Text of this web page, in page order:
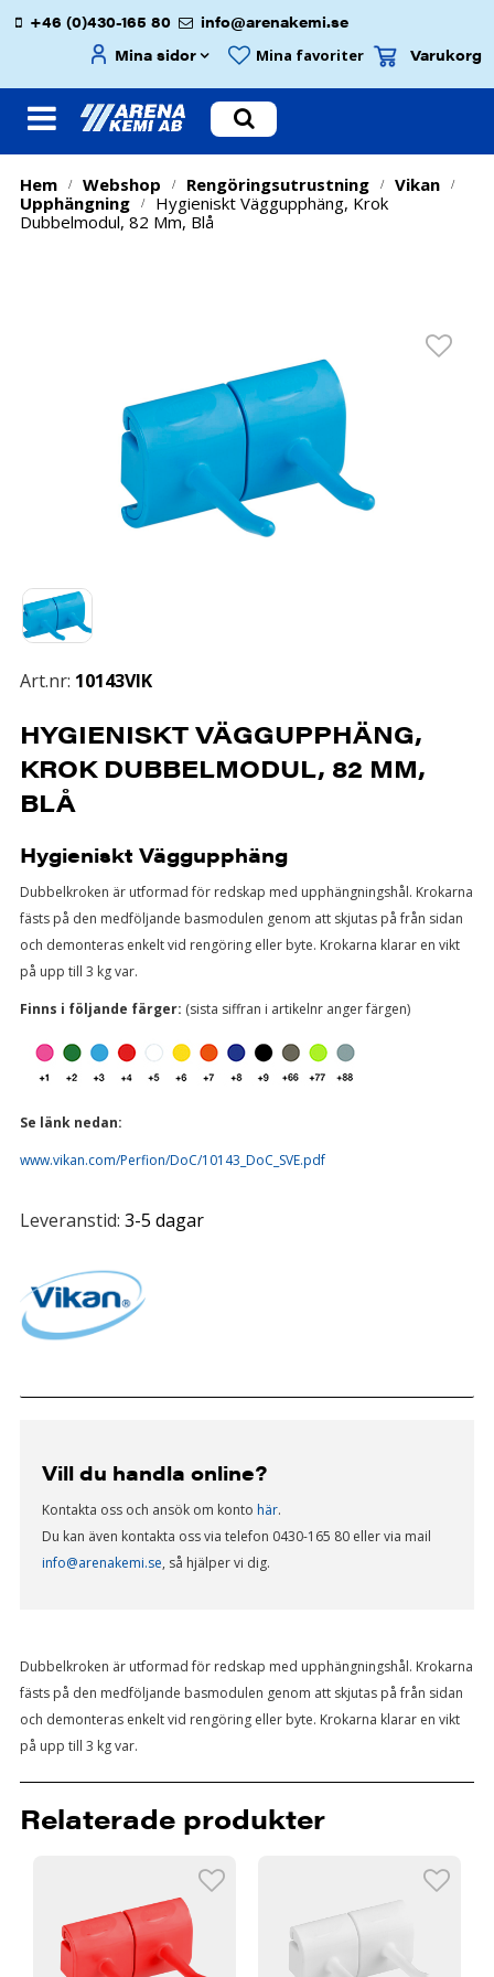
+46 (0)430-165 80
info@arenakemi.se
Mina sidor
Mina favoriter Varukorg
Hem / Webshop / Rengöringsutrustning / Vikan /
Upphängning /
Hygieniskt Väggupphäng, Krok
Dubbelmodul, 82 Mm, Blå
Art.nr: 10143VIK
HYGIENISKT VÄGGUPPHÄNG,
KROK DUBBELMODUL, 82 MM,
BLÅ
Hygieniskt Väggupphäng
Dubbelkroken är utformad för redskap med upphängningshål. Krokarna
fästs på den medföljande basmodulen genom att skjutas på från sidan
och demonteras enkelt vid rengöring eller byte. Krokarna klarar en vikt
på upp till 3 kg var.
Finns i följande färger: (sista siffran i artikelnr anger färgen)
Se länk nedan:
www.vikan.com/Perfion/DoC/10143_DoC_SVE.pdf
Leveranstid: 3-5 dagar
Vill du handla online?
Kontakta oss och ansök om konto här.
Du kan även kontakta oss via telefon 0430-165 80 eller via mail
info@arenakemi.se, så hjälper vi dig.
Dubbelkroken är utformad för redskap med upphängningshål. Krokarna
fästs på den medföljande basmodulen genom att skjutas på från sidan
och demonteras enkelt vid rengöring eller byte. Krokarna klarar en vikt
på upp till 3 kg var.
Relaterade produkter